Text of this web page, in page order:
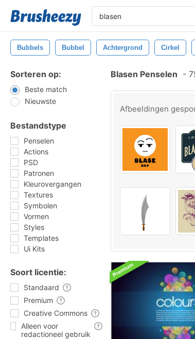
Bubbels Bubbel Achtergrond Cirkel
Sorteren op:
Beste match
Nieuwste
Bestandstype
Penselen
Actions
PSD
Patronen
Kleurovergangen
Textures
Symbolen
Vormen
Styles
Templates
Ui Kits
Soort licentie:
Standaard
Premium
Creative Commons
Alleen voor
redactioneel gebruik
Blasen Penselen -
Afbeeldingen